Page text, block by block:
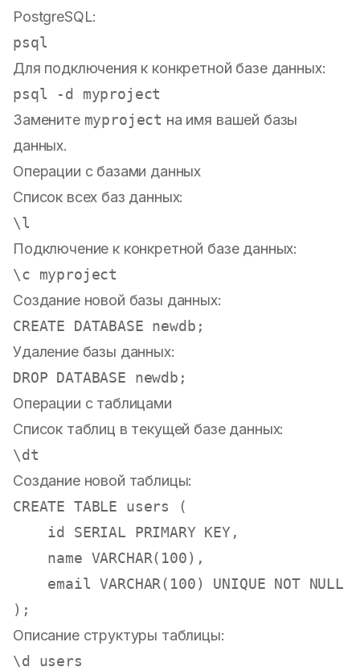
PostgreSQL:
Для подключения к конкретной базе данных:
Замените myproject на имя вашей базы
данных.
Операции с базами данных
Список всех баз данных:
Подключение к конкретной базе данных:
Создание новой базы данных:
CREATE
Удаление базы данных:
DROP
Операции с таблицами
Список таблиц в текущей базе данных:
Создание новой таблицы:
CREATE TABLE users (
    id SERIAL
PRIMARY KEY,
    name
VARCHAR( 100),
    email
VARCHAR( 100) UNIQUE NOT NULL
Описание структуры таблицы: